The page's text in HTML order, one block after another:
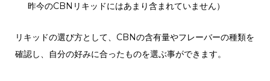
昨今のCBNリキッドにはあまり含まれていません）
リキッドの選び方として、CBNの含有量やフレーバーの種類を
確認し、自分の好みに合ったものを選ぶ事ができます。